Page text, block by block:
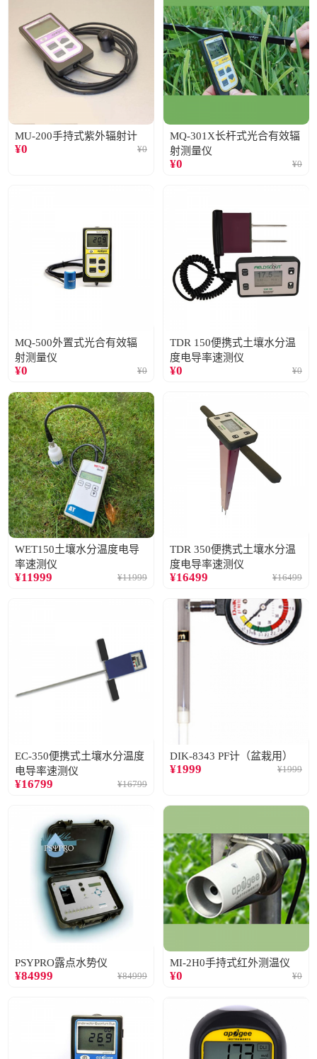
MU-200手持式紫外辐射计
¥0 ¥0
MQ-301X长杆式光合有效辐
射测量仪
¥0 ¥0
MQ-500外置式光合有效辐
射测量仪
¥0 ¥0
TDR 150便携式土壤水分温
度电导率速测仪
¥0 ¥0
WET150土壤水分温度电导
率速测仪
¥11999 ¥11999
TDR 350便携式土壤水分温
度电导率速测仪
¥16499 ¥16499
EC-350便携式土壤水分温度
电导率速测仪
¥16799 ¥16799
DIK-8343 PF计（盆栽用）
¥1999 ¥1999
PSYPRO露点水势仪
¥84999 ¥84999
MI-2H0手持式红外测温仪
¥0 ¥0